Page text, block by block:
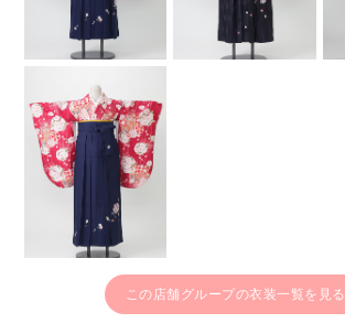
この店舗グループの衣装一覧を見る